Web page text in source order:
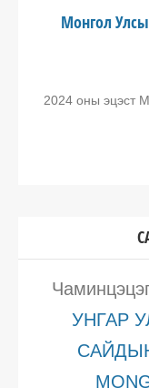
Монгол
2024 оны эцэст
УНГАР